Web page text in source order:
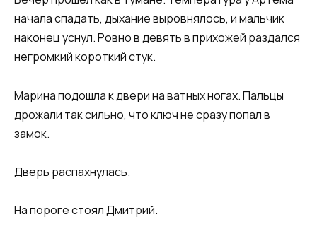
начала спадать, дыхание выровнялось, и мальчик
наконец уснул. Ровно в девять в прихожей раздался
негромкий короткий стук.
Марина подошла к двери на ватных ногах. Пальцы
дрожали так сильно, что ключ не сразу попал в
замок.
Дверь распахнулась.
На пороге стоял Дмитрий.